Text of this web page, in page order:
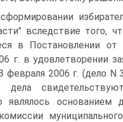
вследствие того,
в Постановлении
г. в удовлетворении
февраля 2006 г. (дело
дела
являлось